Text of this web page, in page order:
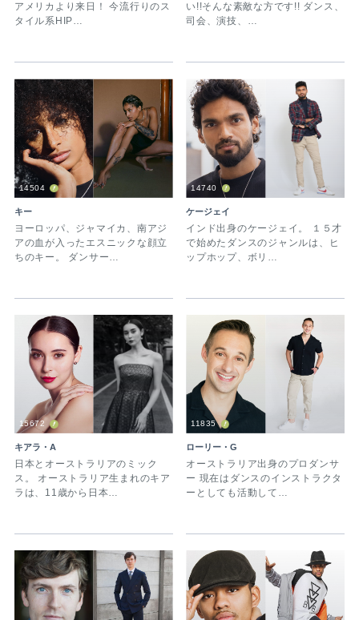
アメリカより来日！ 今流行りのス
タイル系HIP…
い!!そんな素敵な方です!! ダンス、
司会、演技、…
14504
キー
ヨーロッパ、ジャマイカ、南アジ
アの血が入ったエスニックな顔立
ちのキー。 ダンサー…
14740
ケージェイ
インド出身のケージェイ。 １５才
で始めたダンスのジャンルは、ヒ
ップホップ、ボリ…
15672
キアラ・A
日本とオーストラリアのミック
ス。 オーストラリア生まれのキア
ラは、11歳から日本…
11835
ローリー・G
オーストラリア出身のプロダンサ
ー 現在はダンスのインストラクタ
ーとしても活動して…